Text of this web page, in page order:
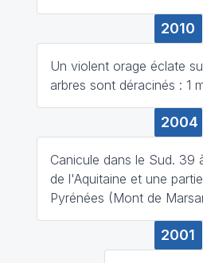
2010
Un violent orage éclate
arbres sont déracinés : 1
2004
Canicule dans le Sud. 39
de l'Aquitaine et une
Pyrénées (Mont de
2001